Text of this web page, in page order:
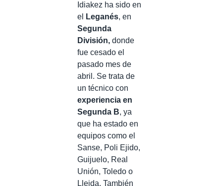
Idiakez ha sido en
el
Leganés, en
Segunda
División, donde
fue cesado el
pasado mes de
abril. Se trata de
un técnico con
experiencia en
Segunda B, ya
que ha estado en
equipos como el
Sanse, Poli Ejido,
Guijuelo, Real
Unión, Toledo o
Lleida. También